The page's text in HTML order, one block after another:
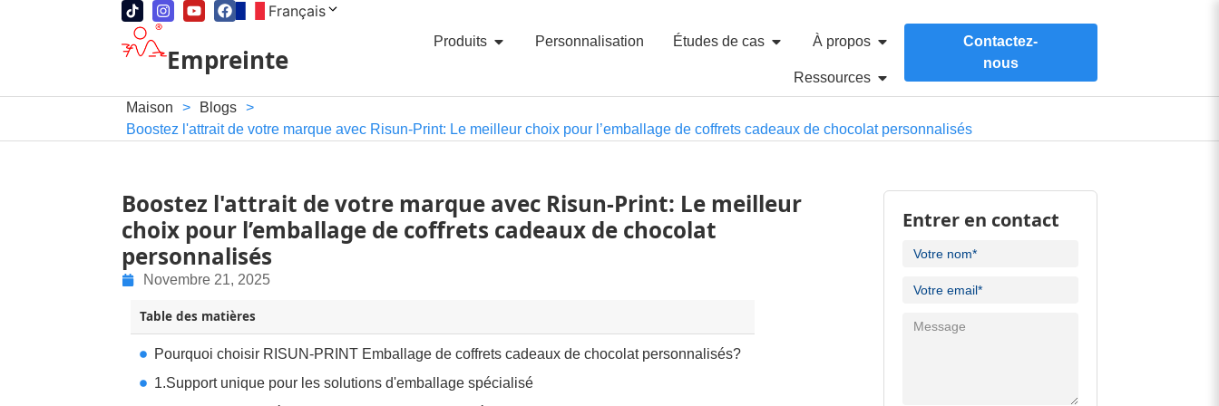
Français
Empreinte
Produits Personnalisation Études de cas À propos
Ressources
Contactez-
nous
Maison > Blogs
>
Boostez l'attrait de votre marque avec Risun-Print: Le meilleur choix pour l’emballage de coffrets cadeaux de chocolat personnalisés
Boostez l'attrait de votre marque avec Risun-Print: Le meilleur
choix pour l’emballage de coffrets cadeaux de chocolat
personnalisés
Novembre 21, 2025
Table des matières
Pourquoi choisir RISUN-PRINT Emballage de coffrets cadeaux de chocolat personnalisés?
1.Support unique pour les solutions d'emballage spécialisé
Entrer en contact